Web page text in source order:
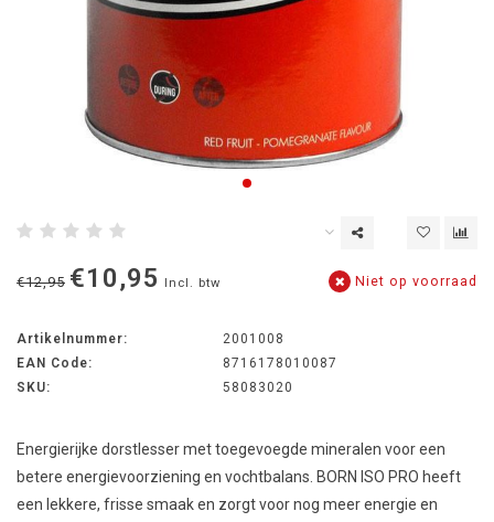
€12,95 €10,95 Incl. btw Niet op voorraad
Artikelnummer:
2001008
EAN Code:
8716178010087
SKU:
58083020
Energierijke dorstlesser met toegevoegde mineralen voor een
betere energievoorziening en vochtbalans. BORN ISO PRO heeft
een lekkere, frisse smaak en zorgt voor nog meer energie en